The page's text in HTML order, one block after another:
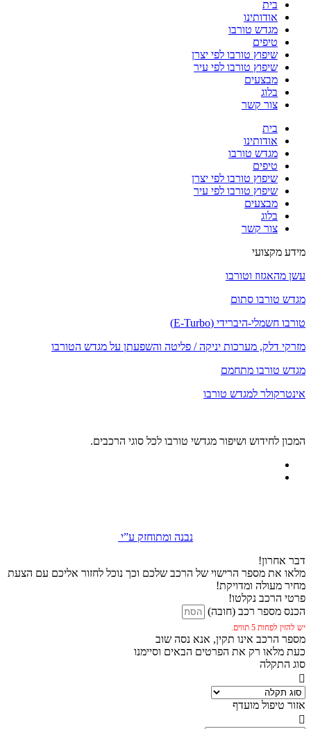
בית
אודותינו
מגדש טורבו
טיפים
שיפוץ טורבו לפי יצרן
שיפוץ טורבו לפי עיר
מבצעים
בלוג
צור קשר
בית
אודותינו
מגדש טורבו
טיפים
שיפוץ טורבו לפי יצרן
שיפוץ טורבו לפי עיר
מבצעים
בלוג
צור קשר
מידע מקצועי
עשן מהאגזוז וטורבו
מגדש טורבו סתום
טורבו חשמלי-היברידי (E-Turbo)
מזרקי דלק, מערכות יניקה / פליטה והשפעתן על מגדש הטורבו
מגדש טורבו מתחמם
אינטרקולר למגדש טורבו
המכון לחידוש ושיפור מגדשי טורבו לכל סוגי הרכבים.
נבנה ומתוחזק ע”י
דבר אחרון!
מלאו את מספר הרישוי של הרכב שלכם וכך נוכל לחזור אליכם עם הצעת
מחיר מעולה ומדויקת!
פרטי הרכב נקלטו!
הכנס מספר רכב (חובה)
יש להזין לפחות 5 תווים.
מספר הרכב אינו תקין, אנא נסה שוב
כעת מלאו רק את הפרטים הבאים וסיימנו
סוג התקלה
אזור טיפול מועדף